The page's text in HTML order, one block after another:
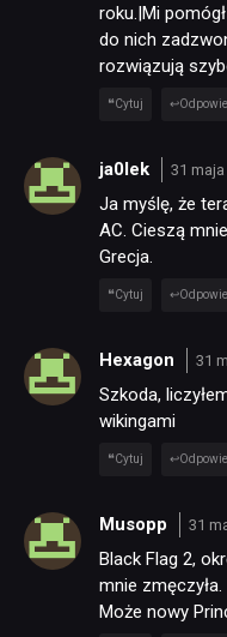
roku.|Mi
do nich
rozwiązują
Cytuj
ja0lek 31
Ja myślę, że
AC. Cieszą
Grecja.
Cytuj
Hexagon 31
Szkoda,
wikingami
Cytuj
Musopp 31
Black Flag 2,
mnie
Może nowy